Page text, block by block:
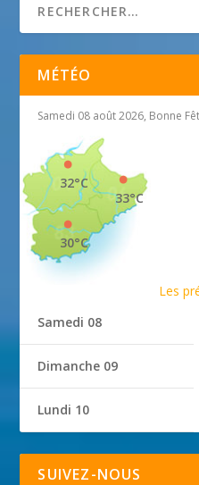
MÉTÉO
Samedi 08 août 2026, Bonne
33°C
32°C
30°C
Les
Samedi 08
Dimanche 09
Lundi 10
SUIVEZ-NOUS